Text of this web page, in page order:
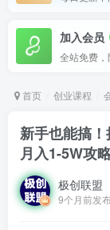
加入会员
全站免费
首页 创业课程
新手也能搞
月入1-5W攻
极创联盟
9个月前发